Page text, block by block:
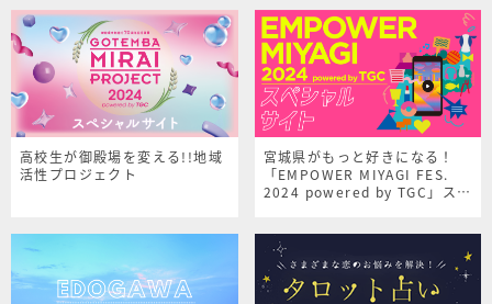
高校生が御殿場を変える!!地域
活性プロジェクト
宮城県がもっと好きになる！
「EMPOWER MIYAGI FES.
2024 powered by TGC」スペ